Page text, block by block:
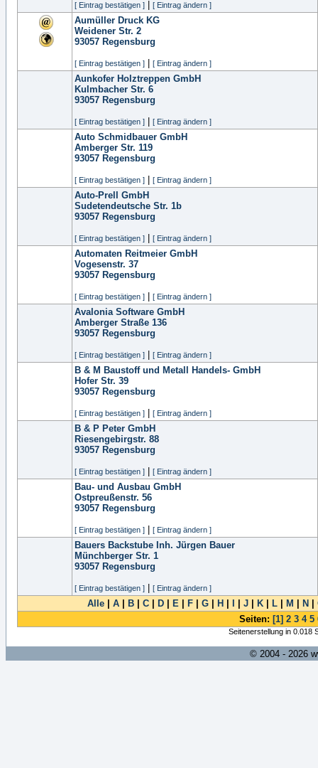
[ Eintrag bestätigen ] [ Eintrag ändern ]
Aumüller Druck KG
Weidener Str. 2
93057 Regensburg
[ Eintrag bestätigen ] [ Eintrag ändern ]
Aunkofer Holztreppen GmbH
Kulmbacher Str. 6
93057 Regensburg
[ Eintrag bestätigen ] [ Eintrag ändern ]
Auto Schmidbauer GmbH
Amberger Str. 119
93057 Regensburg
[ Eintrag bestätigen ] [ Eintrag ändern ]
Auto-Prell GmbH
Sudetendeutsche Str. 1b
93057 Regensburg
[ Eintrag bestätigen ] [ Eintrag ändern ]
Automaten Reitmeier GmbH
Vogesenstr. 37
93057 Regensburg
[ Eintrag bestätigen ] [ Eintrag ändern ]
Avalonia Software GmbH
Amberger Straße 136
93057 Regensburg
[ Eintrag bestätigen ] [ Eintrag ändern ]
B & M Baustoff und Metall Handels- GmbH
Hofer Str. 39
93057 Regensburg
[ Eintrag bestätigen ] [ Eintrag ändern ]
B & P Peter GmbH
Riesengebirgstr. 88
93057 Regensburg
[ Eintrag bestätigen ] [ Eintrag ändern ]
Bau- und Ausbau GmbH
Ostpreußenstr. 56
93057 Regensburg
[ Eintrag bestätigen ] [ Eintrag ändern ]
Bauers Backstube Inh. Jürgen Bauer
Münchberger Str. 1
93057 Regensburg
[ Eintrag bestätigen ] [ Eintrag ändern ]
Alle A B C D E F G H J K L M N
Seiten: [1] 2 3 4 5
Seitenerstellung in 0.018
© 2004 - 2026